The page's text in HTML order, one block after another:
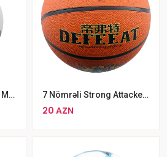
Futbol Topu Ballonstar MAQ-152 Dəri Nomre 5 7 Nömrəli Strong Attacker Basket Topu Professional Defeeat Basketbol Topu
20 AZN